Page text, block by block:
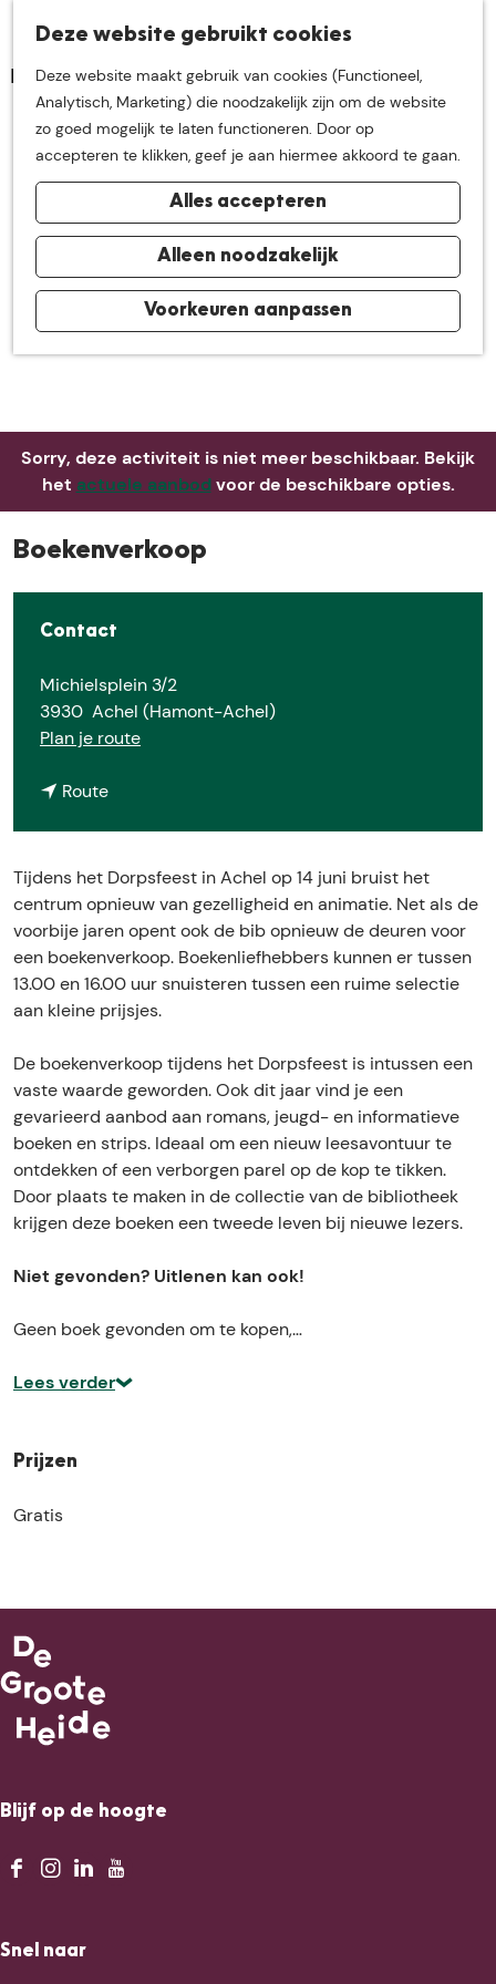
Deze website gebruikt cookies
Deze website maakt gebruik van cookies (Functioneel,
Analytisch, Marketing) die noodzakelijk zijn om de website
zo goed mogelijk te laten functioneren. Door op
accepteren te klikken, geef je aan hiermee akkoord te gaan.
Alles accepteren
Alleen noodzakelijk
Voorkeuren aanpassen
K
a
r
t
Z
e
k
e
n
M
e
n
u
Sorry, deze activiteit is niet meer beschikbaar. Bekijk
het actuele aanbodvoor de beschikbare opties.
Boekenverkoop
Contact
Michielsplein 3/2
3930 Achel (Hamont-Achel)
Plan je routen
o
e
k
e
n
v
r
k
o
o
p
Routen
r
B
o
e
k
e
v
e
r
k
o
o
p
Tijdens het Dorpsfeest in Achel op 14 juni bruist het
centrum opnieuw van gezelligheid en animatie. Net als de
voorbije jaren opent ook de bib opnieuw de deuren voor
een boekenverkoop. Boekenliefhebbers kunnen er tussen
13.00 en 16.00 uur snuisteren tussen een ruime selectie
aan kleine prijsjes.
De boekenverkoop tijdens het Dorpsfeest is intussen een
vaste waarde geworden. Ook dit jaar vind je een
gevarieerd aanbod aan romans, jeugd- en informatieve
boeken en strips. Ideaal om een nieuw leesavontuur te
ontdekken of een verborgen parel op de kop te tikken.
Door plaats te maken in de collectie van de bibliotheek
krijgen deze boeken een tweede leven bij nieuwe lezers.
Niet gevonden? Uitlenen kan ook!
Geen boek gevonden om te kopen,…
Lees verder
Prijzen
Gratis
Neem me vandaag
mee op een leuke
ontdekkingstocht in
de buurt van
De Groote Heide
Blijf op de hoogte
F
e
I
t
L
k
Y
Snel naar